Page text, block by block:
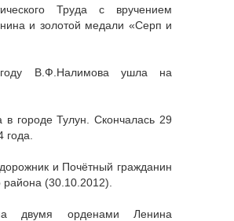
Труда с вручением
и золотой медали «Серп и
В.Ф.Налимова ушла на
в городе Тулун. Скончалась 29
года.
и Почётный гражданин
района (30.10.2012).
двумя орденами Ленина